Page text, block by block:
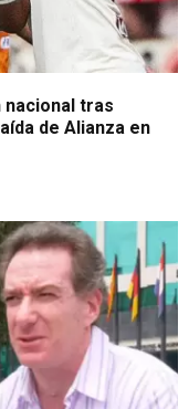
tras
de Alianza en